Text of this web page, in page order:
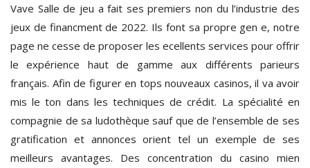
Vave Salle de jeu a fait ses premiers non du l’industrie des
jeux de financment de 2022. Ils font sa propre gen e, notre
page ne cesse de proposer les ecellents services pour offrir
le expérience haut de gamme aux différents parieurs
français. Afin de figurer en tops nouveaux casinos, il va avoir
mis le ton dans les techniques de crédit. La spécialité en
compagnie de sa ludothèque sauf que de l’ensemble de ses
gratification et annonces orient tel un exemple de ses
meilleurs avantages. Des concentration du casino mien